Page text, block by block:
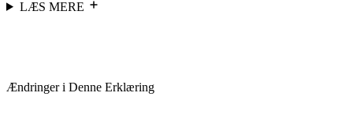
LÆS MERE
Ændringer i Denne Erklæring